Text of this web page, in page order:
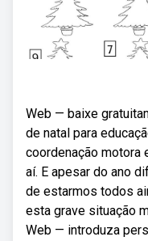
Web — baixe
de natal para
coordenação motora
aí. E apesar do ano
de estarmos todos
esta grave situação
Web — introduza